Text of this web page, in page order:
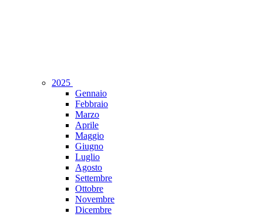
2025
Gennaio
Febbraio
Marzo
Aprile
Maggio
Giugno
Luglio
Agosto
Settembre
Ottobre
Novembre
Dicembre